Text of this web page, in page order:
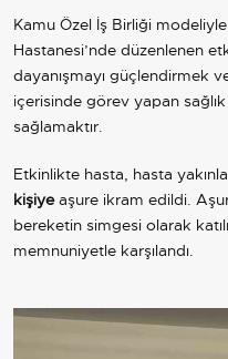
Kamu Özel İş Birliği
Hastanesi’nde düzenlenen
dayanışmayı güçlendirmek
içerisinde görev yapan sağlık
sağlamaktır.
Etkinlikte hasta, hasta
kişiyeaşure ikram edildi.
bereketin simgesi olarak
memnuniyetle karşılandı.